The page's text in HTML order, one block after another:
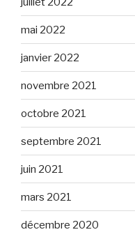
mai 2022
janvier 2022
novembre 2021
octobre 2021
septembre 2021
juin 2021
mars 2021
décembre 2020